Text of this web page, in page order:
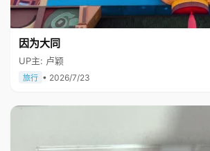
因为大同
UP主: 卢颖
旅行 • 2026/7/23